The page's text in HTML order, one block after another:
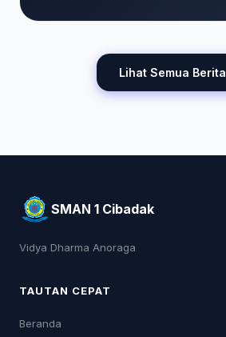
Lihat Semua Berita
SMAN 1 Cibadak
Vidya Dharma Anoraga
TAUTAN CEPAT
Beranda